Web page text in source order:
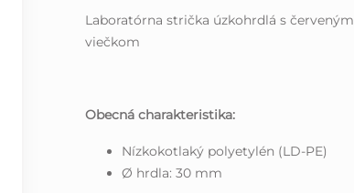
Laboratórna strička úzkohrdlá s červeným
viečkom
Obecná charakteristika:
Nízkokotlaký polyetylén (LD-PE)
Ø hrdla: 30 mm